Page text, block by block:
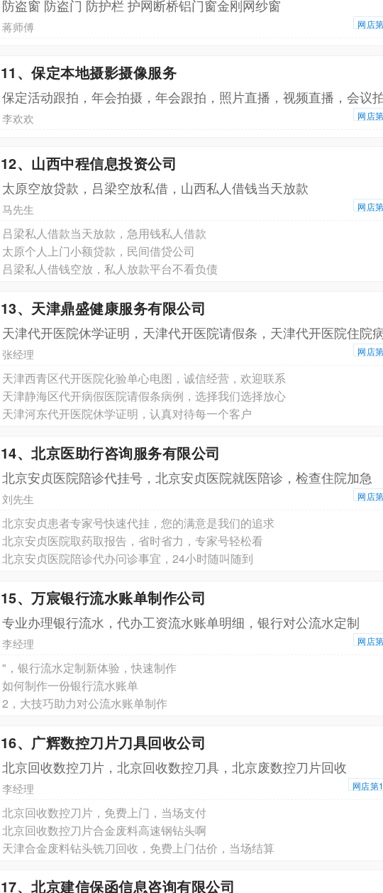
防盗窗 防盗门 防护栏 护网断桥铝门窗金刚网纱窗
蒋师傅 网店
11、保定本地摄影摄像服务
保定活动跟拍，年会拍摄，年会跟拍，照片直播，视频直播，会议拍
李欢欢 网店
12、山西中程信息投资公司
太原空放贷款，吕梁空放私借，山西私人借钱当天放款
马先生 网店
吕梁私人借款当天放款，急用钱私人借款
太原个人上门小额贷款，民间借贷公司
吕梁私人借钱空放，私人放款平台不看负债
13、天津鼎盛健康服务有限公司
天津代开医院休学证明，天津代开医院请假条，天津代开医院住院
张经理 网店
天津西青区代开医院化验单心电图，诚信经营，欢迎联系
天津静海区代开病假医院请假条病例，选择我们选择放心
天津河东代开医院休学证明，认真对待每一个客户
14、北京医助行咨询服务有限公司
北京安贞医院陪诊代挂号，北京安贞医院就医陪诊，检查住院加急
刘先生 网店
北京安贞患者专家号快速代挂，您的满意是我们的追求
北京安贞医院取药取报告，省时省力，专家号轻松看
北京安贞医院陪诊代办问诊事宜，24小时随叫随到
15、万宸银行流水账单制作公司
专业办理银行流水，代办工资流水账单明细，银行对公流水定制
李经理 网店
"，银行流水定制新体验，快速制作
如何制作一份银行流水账单
2，大技巧助力对公流水账单制作
16、广辉数控刀片刀具回收公司
北京回收数控刀片，北京回收数控刀具，北京废数控刀片回收
李经理 网店第
北京回收数控刀片，免费上门，当场支付
北京回收数控刀片合金废料高速钢钻头啊
天津合金废料钻头铣刀回收，免费上门估价，当场结算
17、北京建信保函信息咨询有限公司